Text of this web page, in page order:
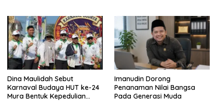
Dina Maulidah Sebut
Karnaval Budaya HUT ke-24
Mura Bentuk Kepedulian
Imanudin Dorong
Penanaman Nilai Bangsa
Pada Generasi Muda